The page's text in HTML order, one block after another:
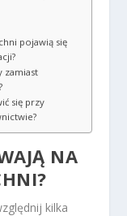
pojawią się
zamiast
się przy
NA
kilka